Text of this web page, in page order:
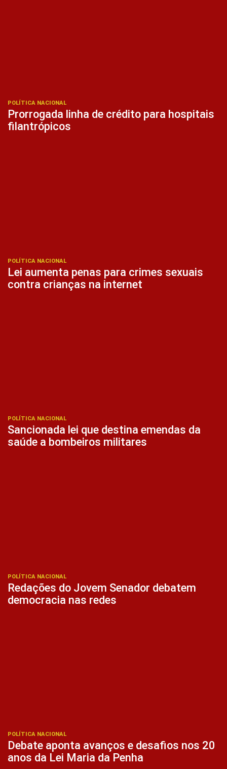
POLÍTICA NACIONAL
Prorrogada linha de crédito para hospitais
filantrópicos
POLÍTICA NACIONAL
Lei aumenta penas para crimes sexuais
contra crianças na internet
POLÍTICA NACIONAL
Sancionada lei que destina emendas da
saúde a bombeiros militares
POLÍTICA NACIONAL
Redações do Jovem Senador debatem
democracia nas redes
POLÍTICA NACIONAL
Debate aponta avanços e desafios nos 20
anos da Lei Maria da Penha